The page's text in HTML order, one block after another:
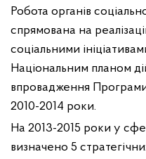
Робота органів
спрямована на
соціальними
Національним планом
впровадження
2010-2014 роки.
На 2013-2015 роки у
визначено 5